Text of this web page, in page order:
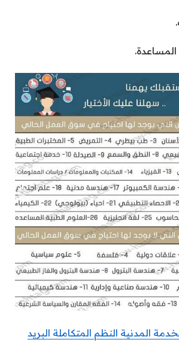
المساعدة.
المدنية النظم المتكاملة البريد